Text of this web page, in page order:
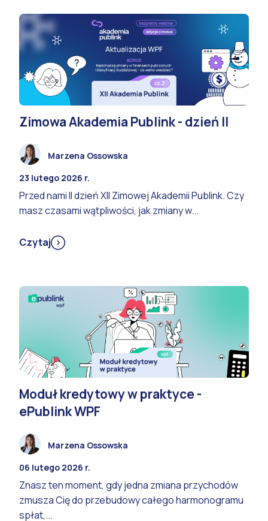
Zimowa Akademia Publink - dzień II
Marzena Ossowska
23 lutego 2026 r.
Przed nami II dzień XII Zimowej Akademii Publink. Czy
masz czasami wątpliwości, jak zmiany w...
Czytaj
Moduł kredytowy w praktyce -
ePublink WPF
Marzena Ossowska
06 lutego 2026 r.
Znasz ten moment, gdy jedna zmiana przychodów
zmusza Cię do przebudowy całego harmonogramu
spłat,...